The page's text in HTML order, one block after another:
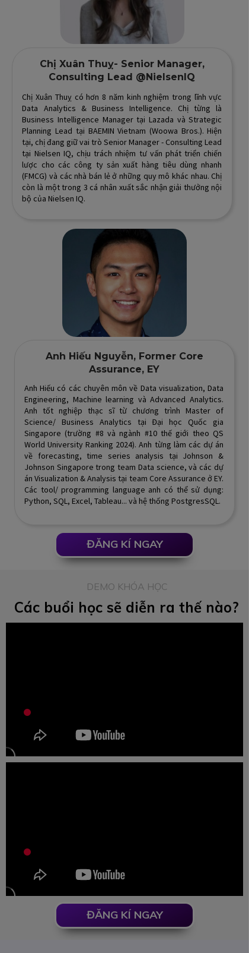
Chị Xuân Thuỵ có hơn 8 năm kinh nghiệm trong lĩnh vực
Data Analytics & Business Intelligence. Chị từng là
Business Intelligence Manager tại Lazada và Strategic
Planning Lead tại BAEMIN Vietnam (Woowa Bros.). Hiện
tại, chị đang giữ vai trò Senior Manager - Consulting Lead
tại Nielsen IQ, chịu trách nhiệm tư vấn phát triển chiến
lược cho các công ty sản xuất hàng tiêu dùng nhanh
(FMCG) và các nhà bán lẻ ở những quy mô khác nhau. Chị
còn là một trong 3 cá nhân xuất sắc nhận giải thưởng nội
bộ của Nielsen IQ.
Chị Xuân Thuỵ- Senior Manager,
Consulting Lead @NielsenIQ
Anh Hiếu có các chuyên môn về Data visualization, Data
Engineering, Machine learning và Advanced Analytics.
Anh tốt nghiệp thạc sĩ từ chương trình Master of
Science/ Business Analytics tại Đại học Quốc gia
Singapore (trường #8 và ngành #10 thế giới theo QS
World University Ranking 2024). Anh từng làm các dự án
về forecasting, time series analysis tại Johnson &
Johnson Singapore trong team Data science, và các dự
án Visualization & Analysis tại team Core Assurance ở EY.
Các tool/ programming language anh có thể sử dụng:
Python, SQL, Excel, Tableau... và hệ thống PostgresSQL.
Anh Hiếu Nguyễn, Former Core
Assurance, EY
ĐĂNG KÍ NGAY
DEMO KHÓA HỌC
Các buổi học sẽ diễn ra thế nào?
ĐĂNG KÍ NGAY